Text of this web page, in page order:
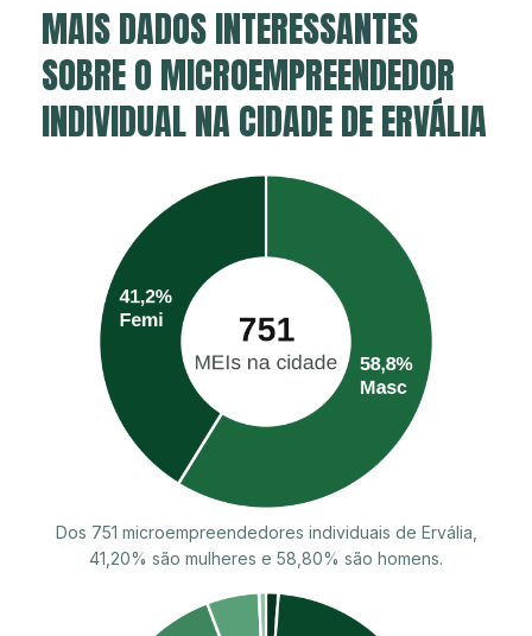
MAIS DADOS INTERESSANTES
SOBRE O MICROEMPREENDEDOR
INDIVIDUAL NA CIDADE DE ERVÁLIA
Dos 751 microempreendedores individuais de Ervália,
41,20% são mulheres e 58,80% são homens.